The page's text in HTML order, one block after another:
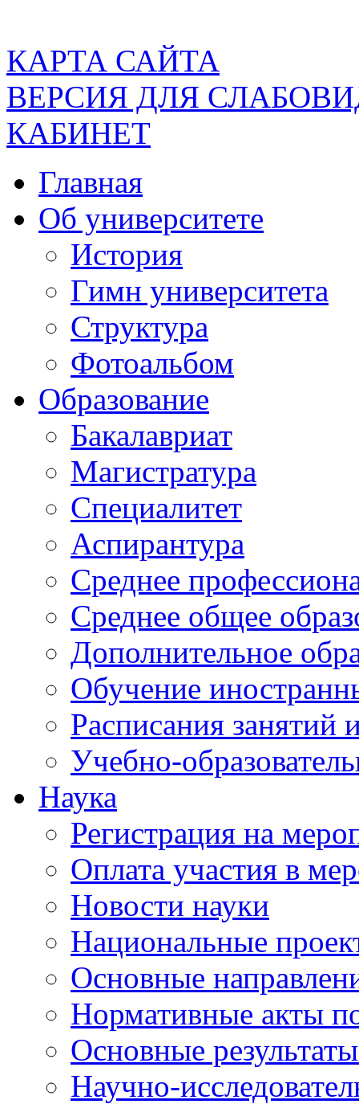
КАРТА САЙТА
ВЕРСИЯ ДЛЯ
КАБИНЕТ
Главная
Об университете
История
Гимн университета
Структура
Фотоальбом
Образование
Бакалавриат
Магистратура
Специалитет
Аспирантура
Среднее
Среднее общее
Дополнительное
Обучение
Расписания занятий
Учебно-
Наука
Регистрация на
Оплата участия в
Новости науки
Национальные
Основные
Нормативные акты
Основные
Научно-